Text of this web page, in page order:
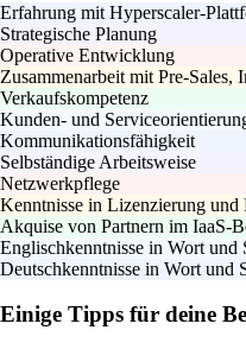
Erfahrung mit Hyperscaler-
Strategische Planung
Operative Entwicklung
Zusammenarbeit mit Pre-Sales,
Verkaufskompetenz
Kunden- und
Kommunikationsfähigkeit
Selbständige Arbeitsweise
Netzwerkpflege
Kenntnisse in Lizenzierung und
Akquise von Partnern im IaaS-
Englischkenntnisse in Wort und
Deutschkenntnisse in Wort und
Einige Tipps für deine